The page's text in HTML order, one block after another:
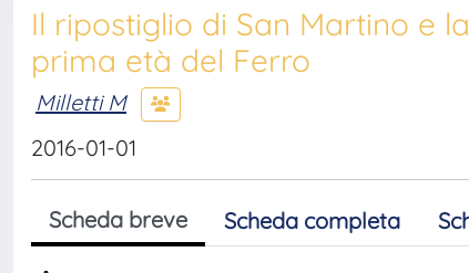
Il ripostiglio di San Martino e
prima età del Ferro
Milletti M
2016-01-01
Scheda breve Scheda completa